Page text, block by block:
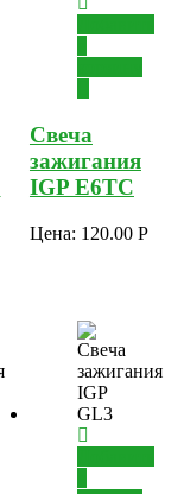
Свеча
зажигания
IGP E6TC
Цена: 120.00 Р